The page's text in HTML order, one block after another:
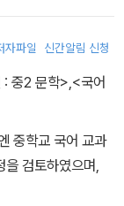
자파일 신간알림 신청
: 중2 문학>,<국어
중학교 국어 교과
을 검토하였으며,